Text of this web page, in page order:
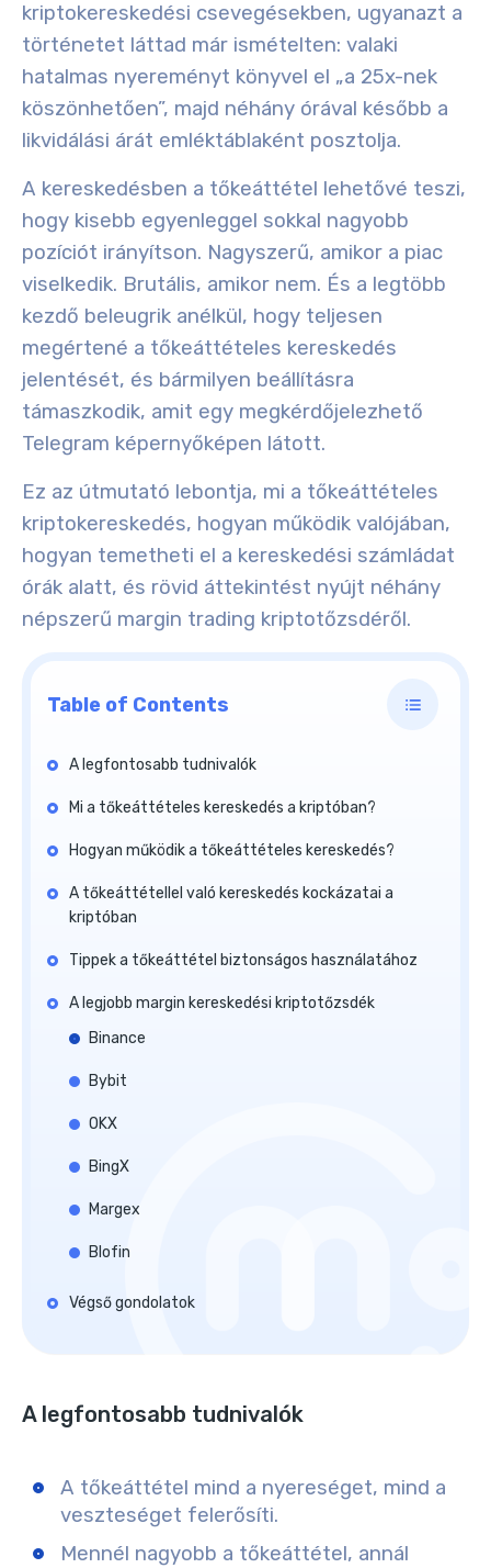
kriptokereskedési csevegésekben, ugyanazt a
történetet láttad már ismételten: valaki
hatalmas nyereményt könyvel el „a 25x-nek
köszönhetően”, majd néhány órával később a
likvidálási árát emléktáblaként posztolja.
A kereskedésben a tőkeáttétel lehetővé teszi,
hogy kisebb egyenleggel sokkal nagyobb
pozíciót irányítson. Nagyszerű, amikor a piac
viselkedik. Brutális, amikor nem. És a legtöbb
kezdő beleugrik anélkül, hogy teljesen
megértené a tőkeáttételes kereskedés
jelentését, és bármilyen beállításra
támaszkodik, amit egy megkérdőjelezhető
Telegram képernyőképen látott.
Ez az útmutató lebontja, mi a tőkeáttételes
kriptokereskedés, hogyan működik valójában,
hogyan temetheti el a kereskedési számládat
órák alatt, és rövid áttekintést nyújt néhány
népszerű margin trading kriptotőzsdéről.
Table of Contents
A legfontosabb tudnivalók
Mi a tőkeáttételes kereskedés a kriptóban?
Hogyan működik a tőkeáttételes kereskedés?
A tőkeáttétellel való kereskedés kockázatai a
kriptóban
Tippek a tőkeáttétel biztonságos használatához
A legjobb margin kereskedési kriptotőzsdék
Binance
Bybit
OKX
BingX
Margex
Blofin
Végső gondolatok
A legfontosabb tudnivalók
A tőkeáttétel mind a nyereséget, mind a
veszteséget felerősíti.
Mennél nagyobb a tőkeáttétel, annál